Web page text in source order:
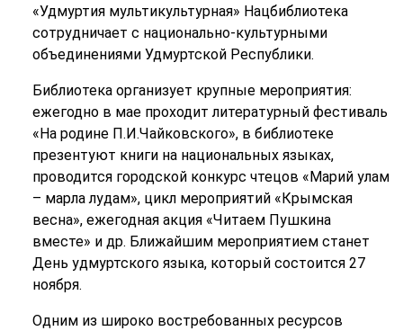
«Удмуртия мультикультурная» Нацбиблиотека
сотрудничает с национально-культурными
объединениями Удмуртской Республики.
Библиотека организует крупные мероприятия:
ежегодно в мае проходит литературный фестиваль
«На родине П.И.Чайковского», в библиотеке
презентуют книги на национальных языках,
проводится городской конкурс чтецов «Марий улам
– марла лудам», цикл мероприятий «Крымская
весна», ежегодная акция «Читаем Пушкина
вместе» и др. Ближайшим мероприятием станет
День удмуртского языка, который состоится 27
ноября.
Одним из широко востребованных ресурсов